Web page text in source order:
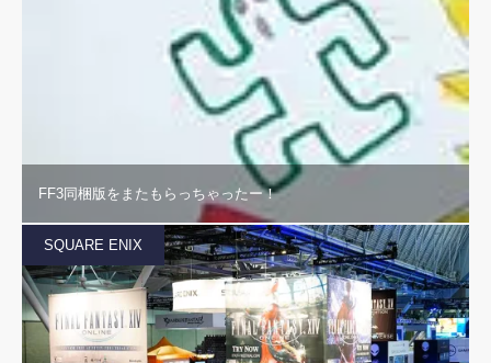
FF3同梱版をまたもらっちゃったー！
SQUARE ENIX